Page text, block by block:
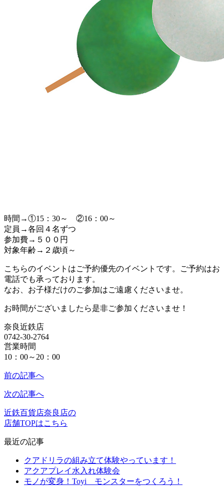
時間→①15：30～ ②16：00～
定員→各回４名ずつ
参加費→５００円
対象年齢→２歳頃～
こちらのイベントはご予約優先のイベントです。ご予約はお
電話でも承っております。
なお、お子様だけのご参加はご遠慮くださいませ。
お時間がございましたら是非ご参加くださいませ！
奈良近鉄店
0742-30-2764
営業時間
10：00～20：00
前の記事へ
次の記事へ
近鉄百貨店奈良店の
店舗TOPはこちら
最近の記事
クアドリラの組み立て体験やっています！
アクアプレイ水入れ体験会
モノが変身！Toyi モンスターをつくろう！